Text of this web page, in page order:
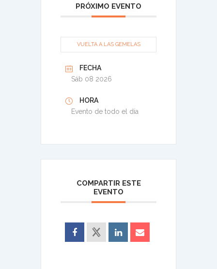
PRÓXIMO EVENTO
VUELTA A LAS GEMELAS
FECHA
Sáb 08 2026
HORA
Evento de todo el día
COMPARTIR ESTE
EVENTO